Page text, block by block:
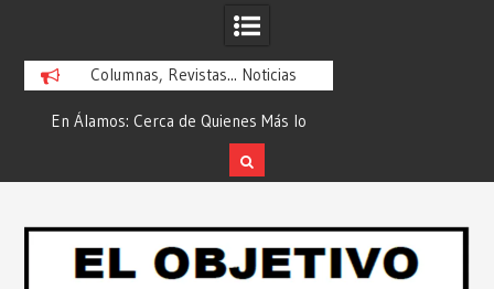
Columnas, Revistas... Noticias
En Álamos: Cerca de Quienes Más lo
Necesitan… Desde: Redacción “El
Objetivo Regional”.
ATTITUDE de